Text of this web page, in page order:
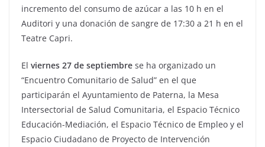
incremento del consumo de azúcar a las 10 h en el
Auditori y una donación de sangre de 17:30 a 21 h en el
Teatre Capri.
El viernes 27 de septiembre se ha organizado un
“Encuentro Comunitario de Salud” en el que
participarán el Ayuntamiento de Paterna, la Mesa
Intersectorial de Salud Comunitaria, el Espacio Técnico
Educación-Mediación, el Espacio Técnico de Empleo y el
Espacio Ciudadano de Proyecto de Intervención